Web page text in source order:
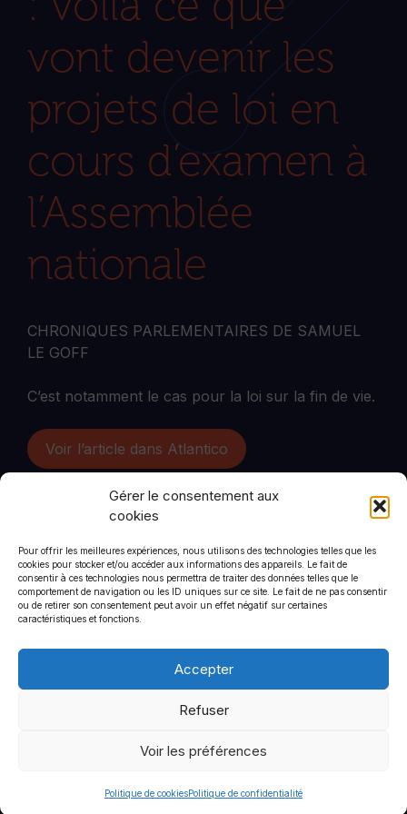
Gérer le consentement aux
cookies
Pour offrir les meilleures expériences, nous utilisons des technologies telles que les
cookies pour stocker et/ou accéder aux informations des appareils. Le fait de
consentir à ces technologies nous permettra de traiter des données telles que le
comportement de navigation ou les ID uniques sur ce site. Le fait de ne pas consentir
ou de retirer son consentement peut avoir un effet négatif sur certaines
caractéristiques et fonctions.
Accepter
Refuser
Voir les préférences
Politique de cookiesPolitique de confidentialité
vont devenir les
projets de loi en
cours d’examen à
l’Assemblée
nationale
CHRONIQUES PARLEMENTAIRES DE SAMUEL
LE GOFF
C’est notamment le cas pour la loi sur la fin de vie.
Voir l’article dans Atlantico
CommStrat
6 rue de Saint-Petersbourg
75008
+33 1 44 90 01 46
© 2026 CommStrat• Construit avecGeneratePress